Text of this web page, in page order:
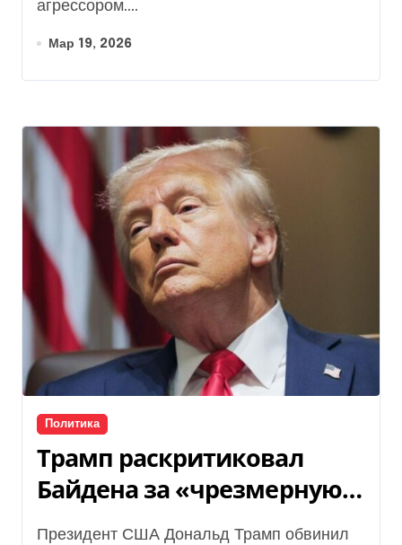
агрессором....
Мар 19, 2026
Политика
Трамп раскритиковал
Байдена за «чрезмерную»
помощь Украине
Президент США Дональд Трамп обвинил